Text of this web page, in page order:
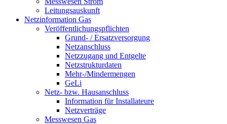
Leitungsauskunft
Netzinformation Gas
Veröffentlichungspflichten
Grund- / Ersatzversorgung
Netzanschluss
Netzzugang und Entgelte
Netzstrukturdaten
Mehr-/Mindermengen
GeLi
Netz- bzw. Hausanschluss
Information für Installateure
Netzverträge
Messwesen Gas